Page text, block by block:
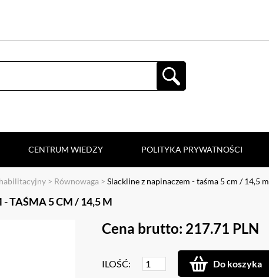
CENTRUM WIEDZY POLITYKA PRYWATNOŚCI
> Równowaga > Slackline z napinaczem - taśma 5 cm / 14,5 m
TAŚMA 5 CM / 14,5 M
Cena brutto: 217.71 PLN
ILOŚĆ: Do koszyka